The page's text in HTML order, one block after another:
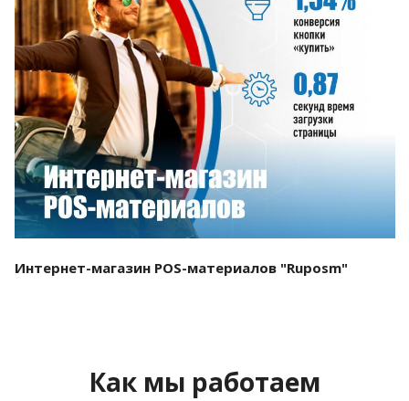
Смотреть проект
Интернет-магазин POS-материалов "Ruposm"
Как мы работаем